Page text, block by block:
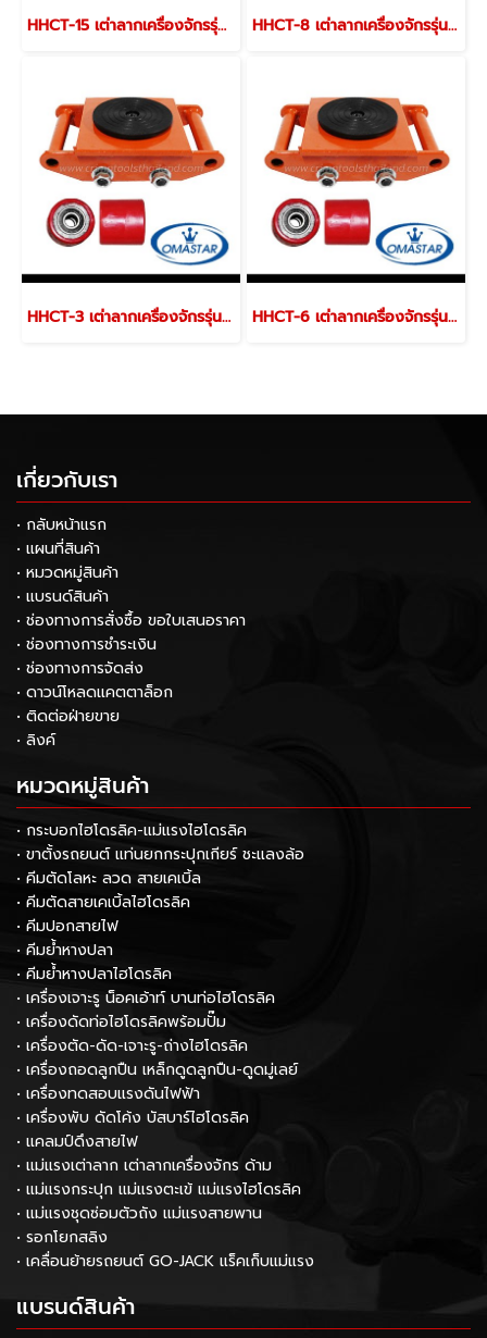
HHCT-15 เต่าลากเครื่องจักรรุ่นล้อ PU HHCT-8 เต่าลากเครื่องจักรรุ่นล้อ PU
HHCT-3 เต่าลากเครื่องจักรรุ่นล้อ PU HHCT-6 เต่าลากเครื่องจักรรุ่นล้อ PU
เกี่ยวกับเรา
• กลับหน้าแรก
• แผนที่สินค้า
• หมวดหมู่สินค้า
• แบรนด์สินค้า
• ช่องทางการสั่งซื้อ ขอใบเสนอราคา
• ช่องทางการชำระเงิน
• ช่องทางการจัดส่ง
• ดาวน์โหลดแคตตาล็อก
• ติดต่อฝ่ายขาย
• ลิงค์
หมวดหมู่สินค้า
• กระบอกไฮโดรลิค-แม่แรงไฮโดรลิค
• ขาตั้งรถยนต์ แท่นยกกระปุกเกียร์ ชะแลงล้อ
• คีมตัดโลหะ ลวด สายเคเบิ้ล
• คีมตัดสายเคเบิ้ลไฮโดรลิค
• คีมปอกสายไฟ
• คีมย้ำหางปลา
• คีมย้ำหางปลาไฮโดรลิค
• เครื่องเจาะรู น็อคเอ้าท์ บานท่อไฮโดรลิค
• เครื่องดัดท่อไฮโดรลิคพร้อมปั๊ม
• เครื่องตัด-ดัด-เจาะรู-ถ่างไฮโดรลิค
• เครื่องถอดลูกปืน เหล็กดูดลูกปืน-ดูดมู่เลย์
• เครื่องทดสอบแรงดันไฟฟ้า
• เครื่องพับ ดัดโค้ง บัสบาร์ไฮโดรลิค
• แคลมป์ดึงสายไฟ
• แม่แรงเต่าลาก เต่าลากเครื่องจักร ด้าม
• แม่แรงกระปุก แม่แรงตะเข้ แม่แรงไฮโดรลิค
• แม่แรงชุดซ่อมตัวถัง แม่แรงสายพาน
• รอกโยกสลิง
• เคลื่อนย้ายรถยนต์ GO-JACK แร็คเก็บแม่แรง
แบรนด์สินค้า